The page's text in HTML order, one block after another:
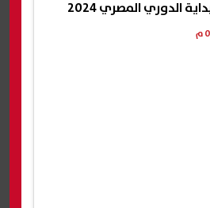
الدوري المصري 2024